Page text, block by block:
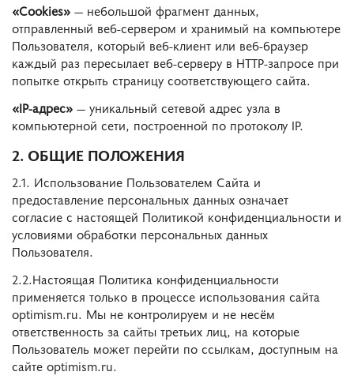
«Cookies» — небольшой фрагмент данных,
отправленный веб-сервером и хранимый на компьютере
Пользователя, который веб-клиент или веб-браузер
каждый раз пересылает веб-серверу в HTTP-запросе при
попытке открыть страницу соответствующего сайта.
«IP-адрес» — уникальный сетевой адрес узла в
компьютерной сети, построенной по протоколу IP.
2. ОБЩИЕ ПОЛОЖЕНИЯ
2.1. Использование Пользователем Сайта и
предоставление персональных данных означает
согласие с настоящей Политикой конфиденциальности и
условиями обработки персональных данных
Пользователя.
2.2.Настоящая Политика конфиденциальности
применяется только в процессе использования сайта
optimism.ru. Мы не контролируем и не несём
ответственность за сайты третьих лиц, на которые
Пользователь может перейти по ссылкам, доступным на
сайте optimism.ru.